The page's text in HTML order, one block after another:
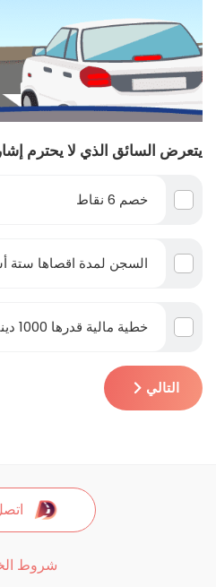
يتعرض السائق الذي لا يحترم
خصم 6 نقاط
السجن لمدة اقصاها ستة
خطية مالية قدرها 1000 دينار
التالي
شروط